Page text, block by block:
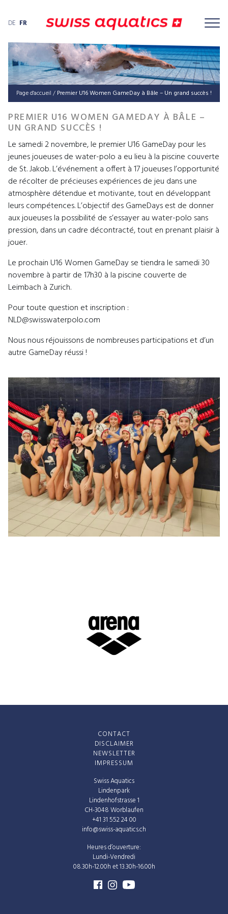
DE FR
Page d'accueil / Premier U16 Women GameDay à Bâle – Un grand succès !
PREMIER U16 WOMEN GAMEDAY À BÂLE –
UN GRAND SUCCÈS !
Le samedi 2 novembre, le premier U16 GameDay pour les
jeunes joueuses de water-polo a eu lieu à la piscine couverte
de St. Jakob. L’événement a offert à 17 joueuses l’opportunité
de récolter de précieuses expériences de jeu dans une
atmosphère détendue et motivante, tout en développant
leurs compétences. L’objectif des GameDays est de donner
aux joueuses la possibilité de s’essayer au water-polo sans
pression, dans un cadre décontracté, tout en prenant plaisir à
jouer.
Le prochain U16 Women GameDay se tiendra le samedi 30
novembre à partir de 17h30 à la piscine couverte de
Leimbach à Zurich.
Pour toute question et inscription :
NLD@swisswaterpolo.com
Nous nous réjouissons de nombreuses participations et d’un
autre GameDay réussi !
Swiss Aquatics
Lindenpark
Lindenhofstrasse 1
CH-3048 Worblaufen
+41 31 552 24 00
info@swiss-aquatics.ch
Heures d’ouverture:
Lundi-Vendredi
08.30h-12.00h et 13.30h-16.00h
CONTACT
DISCLAIMER
NEWSLETTER
IMPRESSUM